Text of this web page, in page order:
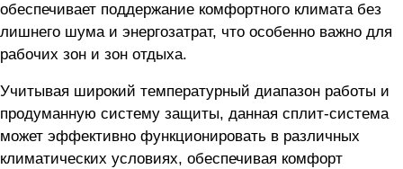
обеспечивает поддержание комфортного климата без
лишнего шума и энергозатрат, что особенно важно для
рабочих зон и зон отдыха.
Учитывая широкий температурный диапазон работы и
продуманную систему защиты, данная сплит-система
может эффективно функционировать в различных
климатических условиях, обеспечивая комфорт